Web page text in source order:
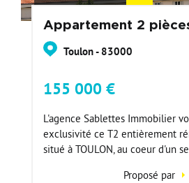
Appartement 2
Toulon - 83000
155 000 €
L'agence Sablettes Immobilier
exclusivité ce T2 entièrement
situé à TOULON, au coeur d'un
Proposé par